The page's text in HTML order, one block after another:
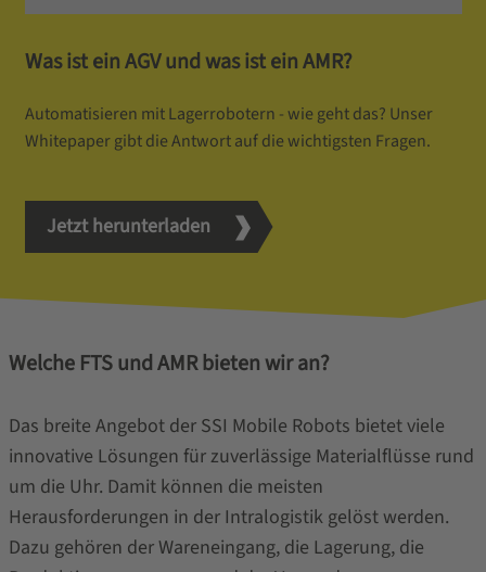
Was ist ein AGV und was ist ein AMR?
Automatisieren mit Lagerrobotern - wie geht das? Unser
Whitepaper gibt die Antwort auf die wichtigsten Fragen.
Jetzt herunterladen
Welche FTS und AMR bieten wir an?
Das breite Angebot der SSI Mobile Robots bietet viele
innovative Lösungen für zuverlässige Materialflüsse rund
um die Uhr. Damit können die meisten
Herausforderungen in der Intralogistik gelöst werden.
Dazu gehören der Wareneingang, die Lagerung, die